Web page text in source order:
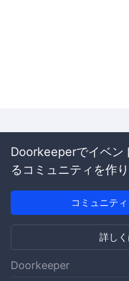
Doorkeeperでイベン
るコミュニティを作
コミュニテ
詳し
Doorkeeper